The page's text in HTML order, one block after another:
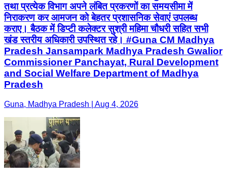
तथा प्रत्येक विभाग अपने लंबित प्रकरणों का समयसीमा में
निराकरण कर आमजन को बेहतर प्रशासनिक सेवाएं उपलब्ध
कराए। बैठक में डिप्टी कलेक्टर सुश्री महिमा चौधरी सहित सभी
खंड स्तरीय अधिकारी उपस्थित रहे। #Guna CM Madhya
Pradesh Jansampark Madhya Pradesh Gwalior
Commissioner Panchayat, Rural Development
and Social Welfare Department of Madhya
Pradesh
Guna, Madhya Pradesh | Aug 4, 2026